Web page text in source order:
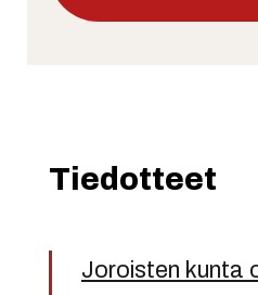
Tiedotteet
Joroisten kunta